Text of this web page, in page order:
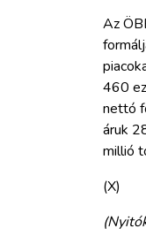
Az
460
nettó
áruk
millió
(X)